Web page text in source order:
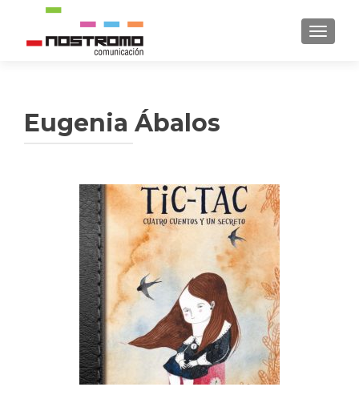
Eugenia Ábalos